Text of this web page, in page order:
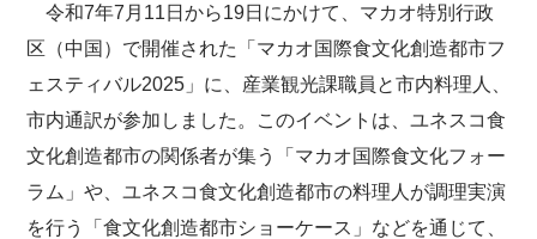
令和7年7月11日から19日にかけて、マカオ特別行政
区（中国）で開催された「マカオ国際食文化創造都市フ
ェスティバル2025」に、産業観光課職員と市内料理人、
市内通訳が参加しました。このイベントは、ユネスコ食
文化創造都市の関係者が集う「マカオ国際食文化フォー
ラム」や、ユネスコ食文化創造都市の料理人が調理実演
を行う「食文化創造都市ショーケース」などを通じて、